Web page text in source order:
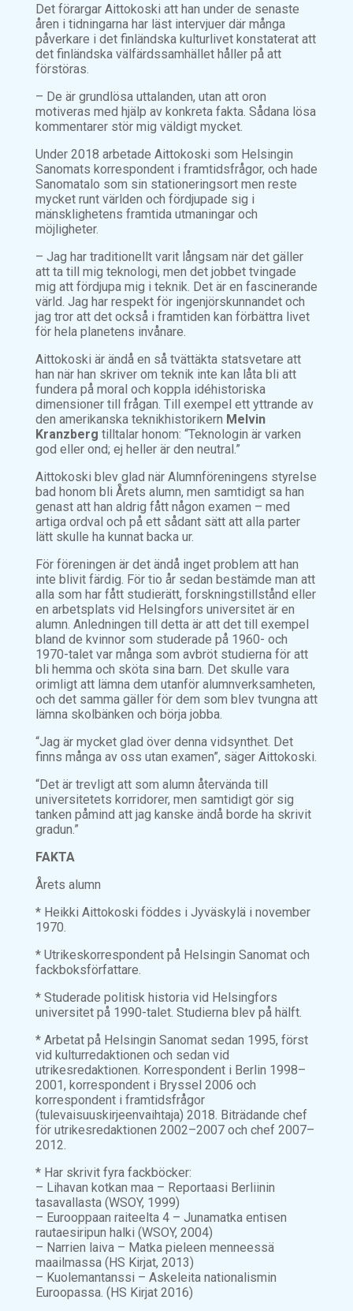
Det förargar Aittokoski att han under de senaste
åren i tidningarna har läst intervjuer där många
påverkare i det finländska kulturlivet konstaterat att
det finländska välfärdssamhället håller på att
förstöras.
– De är grundlösa uttalanden, utan att oron
motiveras med hjälp av konkreta fakta. Sådana lösa
kommentarer stör mig väldigt mycket.
Under 2018 arbetade Aittokoski som Helsingin
Sanomats korrespondent i framtidsfrågor, och hade
Sanomatalo som sin stationeringsort men reste
mycket runt världen och fördjupade sig i
mänsklighetens framtida utmaningar och
möjligheter.
– Jag har traditionellt varit långsam när det gäller
att ta till mig teknologi, men det jobbet tvingade
mig att fördjupa mig i teknik. Det är en fascinerande
värld. Jag har respekt för ingenjörskunnandet och
jag tror att det också i framtiden kan förbättra livet
för hela planetens invånare.
Aittokoski är ändå en så tvättäkta statsvetare att
han när han skriver om teknik inte kan låta bli att
fundera på moral och koppla idéhistoriska
dimensioner till frågan. Till exempel ett yttrande av
den amerikanska teknikhistorikern Melvin
Kranzberg tilltalar honom: “Teknologin är varken
god eller ond; ej heller är den neutral.”
Aittokoski blev glad när Alumnföreningens styrelse
bad honom bli Årets alumn, men samtidigt sa han
genast att han aldrig fått någon examen – med
artiga ordval och på ett sådant sätt att alla parter
lätt skulle ha kunnat backa ur.
För föreningen är det ändå inget problem att han
inte blivit färdig. För tio år sedan bestämde man att
alla som har fått studierätt, forskningstillstånd eller
en arbetsplats vid Helsingfors universitet är en
alumn. Anledningen till detta är att det till exempel
bland de kvinnor som studerade på 1960- och
1970-talet var många som avbröt studierna för att
bli hemma och sköta sina barn. Det skulle vara
orimligt att lämna dem utanför alumnverksamheten,
och det samma gäller för dem som blev tvungna att
lämna skolbänken och börja jobba.
“Jag är mycket glad över denna vidsynthet. Det
finns många av oss utan examen”, säger Aittokoski.
“Det är trevligt att som alumn återvända till
universitetets korridorer, men samtidigt gör sig
tanken påmind att jag kanske ändå borde ha skrivit
gradun.”
FAKTA
Årets alumn
* Heikki Aittokoski föddes i Jyväskylä i november
1970.
* Utrikeskorrespondent på Helsingin Sanomat och
fackboksförfattare.
* Studerade politisk historia vid Helsingfors
universitet på 1990-talet. Studierna blev på hälft.
* Arbetat på Helsingin Sanomat sedan 1995, först
vid kulturredaktionen och sedan vid
utrikesredaktionen. Korrespondent i Berlin 1998–
2001, korrespondent i Bryssel 2006 och
korrespondent i framtidsfrågor
(tulevaisuuskirjeenvaihtaja) 2018. Biträdande chef
för utrikesredaktionen 2002–2007 och chef 2007–
2012.
* Har skrivit fyra fackböcker:
– Lihavan kotkan maa – Reportaasi Berliinin
tasavallasta (WSOY, 1999)
– Eurooppaan raiteelta 4 – Junamatka entisen
rautaesiripun halki (WSOY, 2004)
– Narrien laiva – Matka pieleen menneessä
maailmassa (HS Kirjat, 2013)
– Kuolemantanssi – Askeleita nationalismin
Euroopassa. (HS Kirjat 2016)